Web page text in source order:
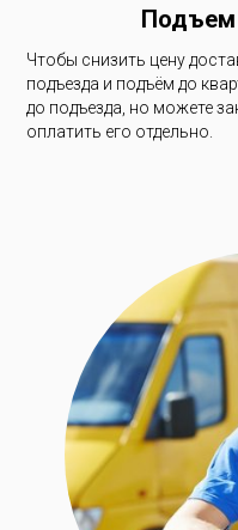
Подъем
Чтобы снизить цену
подъезда и подъём до
до подъезда, но можете
оплатить его отдельно.